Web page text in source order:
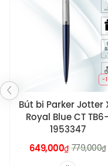
Bút bi Parker Jotter
Royal Blue CT TB6-
1953347
779,000₫
649,000₫
-